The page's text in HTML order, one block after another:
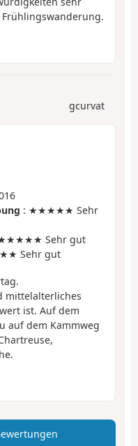
gcurvat
: ★★★★★ Sehr
Sehr gut
Sehr gut
mittelalterliches
ist. Auf dem
auf dem Kammweg